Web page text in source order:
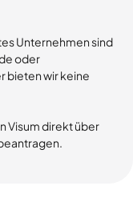
Unternehmen sind
oder
bieten wir keine
Visum direkt über